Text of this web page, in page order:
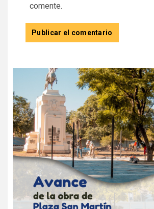
comente.